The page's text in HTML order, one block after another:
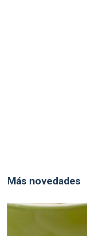
Más novedades